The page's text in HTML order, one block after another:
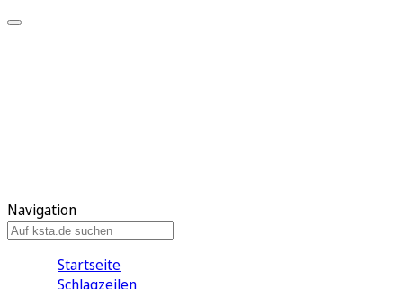
Navigation
Startseite
Schlagzeilen